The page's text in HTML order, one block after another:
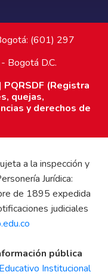
(601) 297
Bogotá D.C.
| PQRSDF (Registra
quejas,
y derechos de
a la inspección y
Jurídica:
de 1895 expedida
judiciales
pública
Institucional